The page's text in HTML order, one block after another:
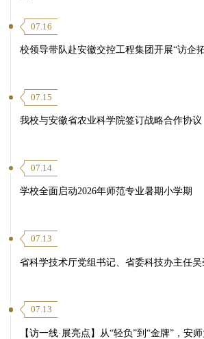
07.16
校领导带队赴安徽交控工程集团开展“访企
07.15
我校与安徽省农业科学院签订战略合作协议
07.14
学校全面启动2026年师范专业暑期小学期
07.13
省科学技术厅党组书记、省委科技办主任
07.13
【访一线·展亮点】从“轻负”到“金牌”，安